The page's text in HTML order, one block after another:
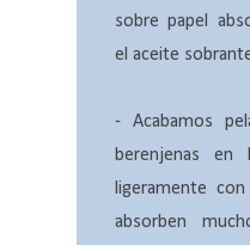
sobre papel
el aceite
- Acabamos
berenjenas en
ligeramente
absorben